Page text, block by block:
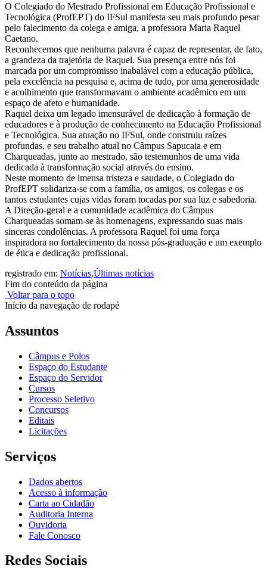
O Colegiado do Mestrado Profissional em Educação Profissional e
Tecnológica (ProfEPT) do IFSul manifesta seu mais profundo pesar
pelo falecimento da colega e amiga, a professora Maria Raquel
Caetano.
Reconhecemos que nenhuma palavra é capaz de representar, de fato,
a grandeza da trajetória de Raquel. Sua presença entre nós foi
marcada por um compromisso inabalável com a educação pública,
pela excelência na pesquisa e, acima de tudo, por uma generosidade
e acolhimento que transformavam o ambiente acadêmico em um
espaço de afeto e humanidade.
Raquel deixa um legado imensurável de dedicação à formação de
educadores e à produção de conhecimento na Educação Profissional
e Tecnológica. Sua atuação no IFSul, onde construiu raízes
profundas, e seu trabalho atual no Câmpus Sapucaia e em
Charqueadas, junto ao mestrado, são testemunhos de uma vida
dedicada à transformação social através do ensino.
Neste momento de imensa tristeza e saudade, o Colegiado do
ProfEPT solidariza-se com a família, os amigos, os colegas e os
tantos estudantes cujas vidas foram tocadas por sua luz e sabedoria.
A Direção-geral e a comunidade acadêmica do Câmpus
Charqueadas somam-se às homenagens, expressando suas mais
sinceras condolências. A professora Raquel foi uma força
inspiradora no fortalecimento da nossa pós-graduação e um exemplo
de ética e dedicação profissional.
registrado em: Notícias,Últimas notícias
Fim do conteúdo da página
Voltar para o topo
Início da navegação de rodapé
Assuntos
Câmpus e Polos
Espaço do Estudante
Espaço do Servidor
Cursos
Processo Seletivo
Concursos
Editais
Licitações
Serviços
Dados abertos
Acesso à informação
Carta ao Cidadão
Auditoria Interna
Ouvidoria
Fale Conosco
Redes Sociais